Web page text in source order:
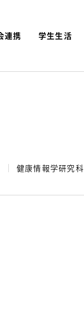
連携 学生生活
費 オープンキャンパス
健康情報学研究科